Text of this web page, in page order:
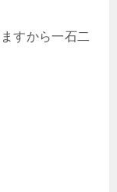
すから一石二